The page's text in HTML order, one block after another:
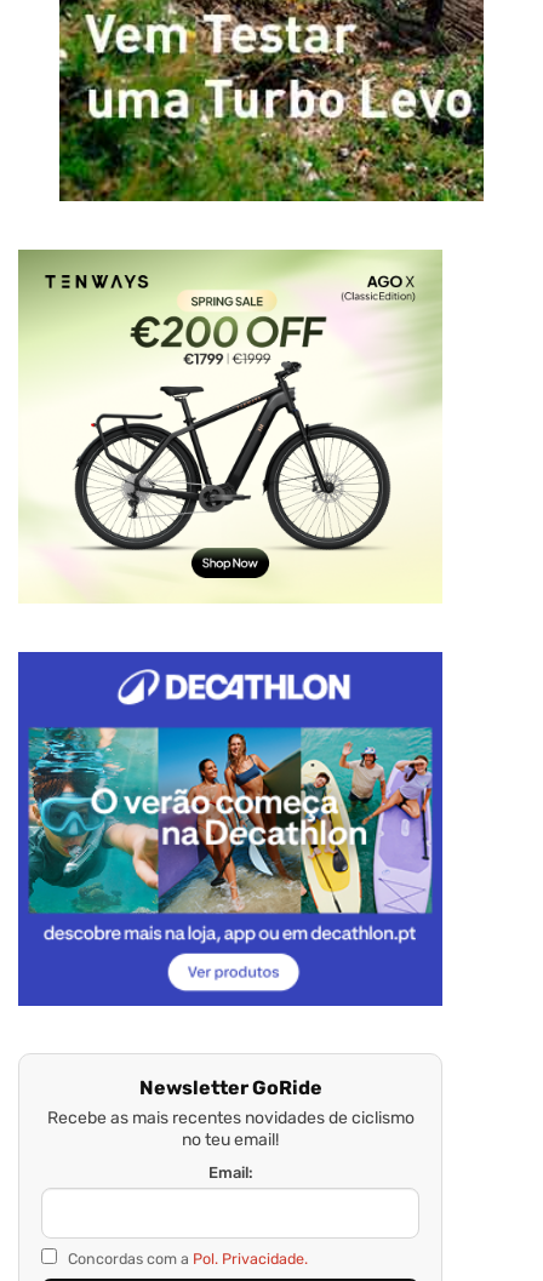
Newsletter GoRide
Recebe as mais recentes novidades de ciclismo
no teu email!
Email:
Concordas com a Pol. Privacidade.